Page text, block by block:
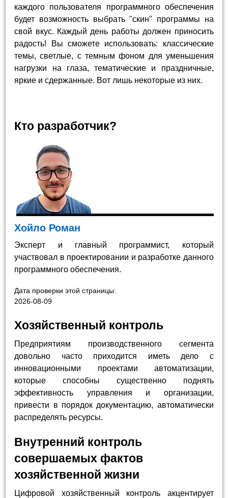
каждого пользователя программного обеспечения
будет возможность выбрать "скин" программы на
свой вкус. Каждый день работы должен приносить
радость! Вы сможете использовать: классические
темы, светлые, с темным фоном для уменьшения
нагрузки на глаза, тематические и праздничные,
яркие и сдержанные. Вот лишь некоторые из них.
Кто разработчик?
Хойло Роман
Эксперт и главный программист, который
участвовал в проектировании и разработке данного
программного обеспечения.
Дата проверки этой страницы:
2026-08-09
Хозяйственный контроль
Предприятиям производственного сегмента
довольно часто приходится иметь дело с
инновационными проектами автоматизации,
которые способны существенно поднять
эффективность управления и организации,
привести в порядок документацию, автоматически
распределять ресурсы.
Внутренний контроль
совершаемых фактов
хозяйственной жизни
Цифровой хозяйственный контроль акцентирует